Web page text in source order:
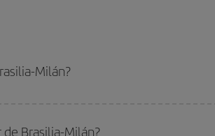
Milán?
Brasilia-Milán?